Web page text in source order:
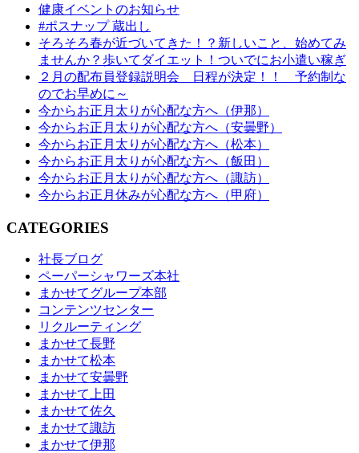
健康イベントのお知らせ
#ポスナップ 蔵出し
そろそろ春が近づいてきた！？新しいこと、始めてみ
ませんか？歩いてダイエット！ついでにお小遣い稼ぎ
２月の配布員登録説明会 日程が決定！！ 予約制な
のでお早めに～
今からお正月太りが心配な方へ（伊那）
今からお正月太りが心配な方へ（安曇野）
今からお正月太りが心配な方へ（松本）
今からお正月太りが心配な方へ（飯田）
今からお正月太りが心配な方へ（諏訪）
今からお正月休みが心配な方へ（甲府）
CATEGORIES
社長ブログ
ペーパーシャワーズ本社
まかせてグループ本部
コンテンツセンター
リクルーティング
まかせて長野
まかせて松本
まかせて安曇野
まかせて上田
まかせて佐久
まかせて諏訪
まかせて伊那